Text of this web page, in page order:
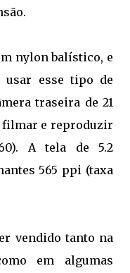
nylon balístico, e
esse tipo de
traseira de 21
filmar e reproduzir
A tela de 5.2
565 ppi (taxa
vendido tanto na
em algumas